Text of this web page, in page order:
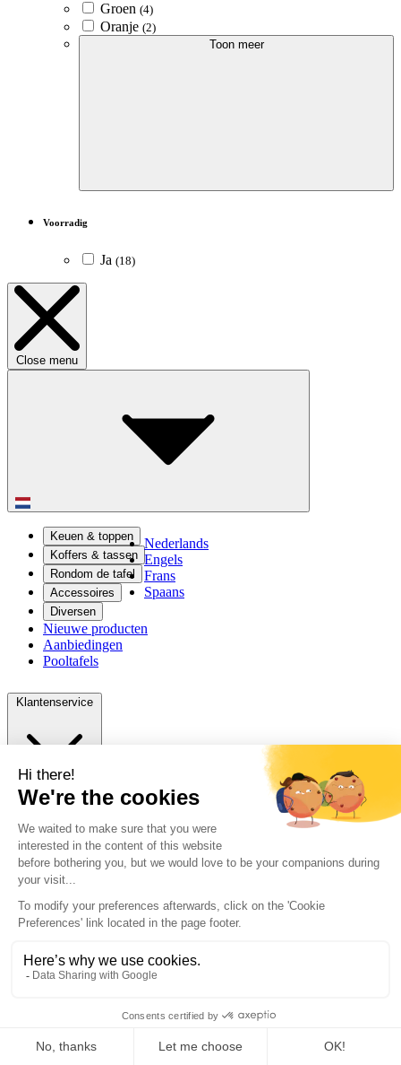
Groen (4)
Oranje (2)
Toon meer
Voorradig
Ja (18)
Close menu
Nederlands
Engels
Frans
Spaans
Keuen & toppen
Koffers & tassen
Rondom de tafel
Accessoires
Diversen
Nieuwe producten
Aanbiedingen
Pooltafels
Klantenservice
Over ons
Bestelinformatie
Retourneren
A. Hofmanweg 39 B
+31 (0)23 534 00 40
sales@vanooy.com